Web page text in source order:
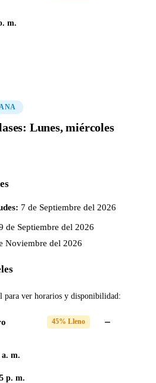
m.
Lunes, miércoles
7 de Septiembre del 2026
de Septiembre del 2026
Noviembre del 2026
para ver horarios y disponibilidad:
45% Lleno
m.
p. m.